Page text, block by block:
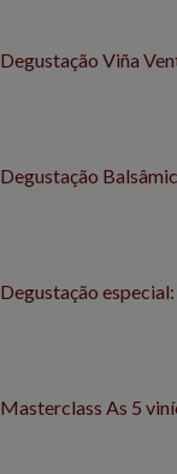
Degustação Viña
Degustação
Degustação
Masterclass As 5